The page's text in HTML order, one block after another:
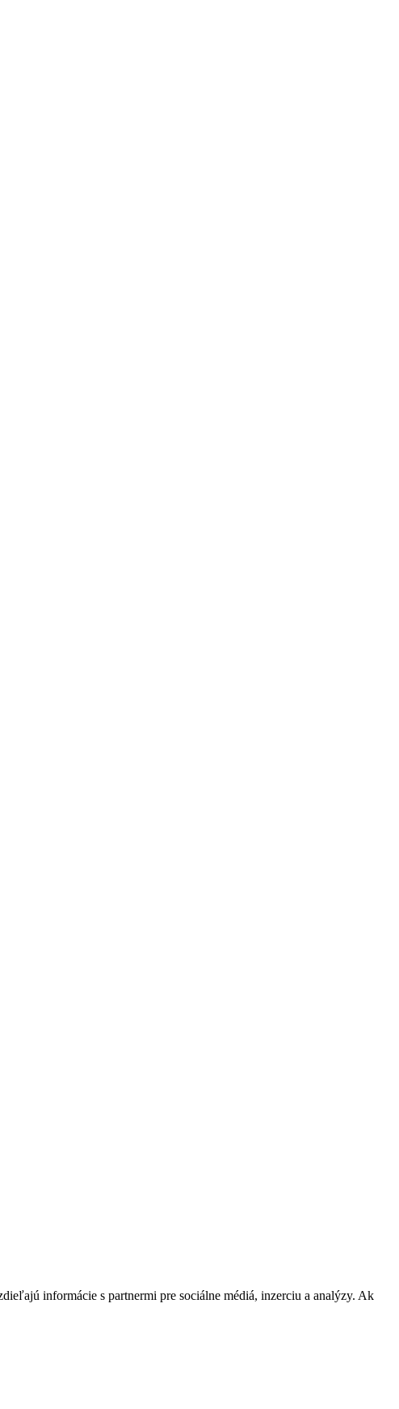
informácie s partnermi pre sociálne médiá, inzerciu a analýzy. Ak